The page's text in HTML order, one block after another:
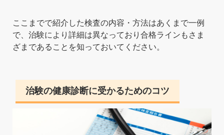
ここまでで紹介した検査の内容・方法はあくまで一例
で、治験により詳細は異なっており合格ラインもさま
ざまであることを知っておいてください。
治験の健康診断に受かるためのコツ